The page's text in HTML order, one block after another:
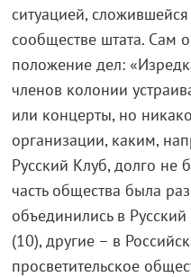
ситуацией,
сообществе штата. Сам
положение дел:
членов колонии
или концерты, но
организации, каким,
Русский Клуб, долго не
часть общества была
объединились в
(10), другие – в
просветительское